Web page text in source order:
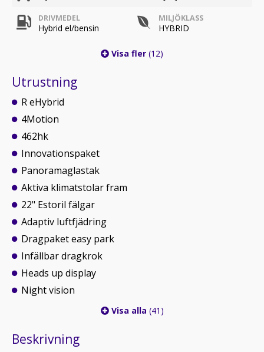
DRIVMEDEL
Hybrid el/bensin
MILJÖKLASS
HYBRID
Visa fler (12)
Utrustning
R eHybrid
4Motion
462hk
Innovationspaket
Panoramaglastak
Aktiva klimatstolar fram
22" Estoril fälgar
Adaptiv luftfjädring
Dragpaket easy park
Infällbar dragkrok
Heads up display
Night vision
Visa alla (41)
Beskrivning